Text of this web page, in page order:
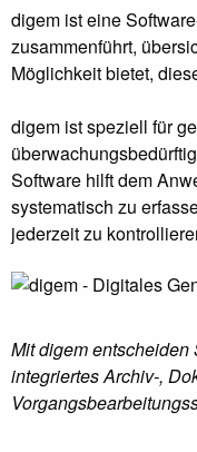
digem ist eine
zusammenführt,
Möglichkeit bietet,
digem ist speziell für
Software hilft dem
systematisch zu
jederzeit zu
Mit digem
integriertes Archiv-,